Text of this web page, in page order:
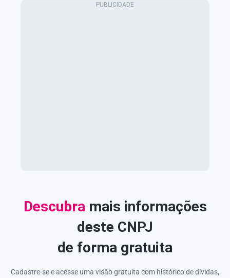
Descubramais informações
deste CNPJ
de forma gratuita
Cadastre-se e acesse uma visão gratuita com histórico de dívidas,